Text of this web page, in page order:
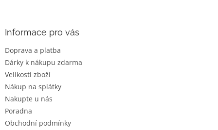
Informace pro vás
Doprava a platba
Dárky k nákupu zdarma
Velikosti zboží
Nákup na splátky
Nakupte u nás
Poradna
Obchodní podmínky